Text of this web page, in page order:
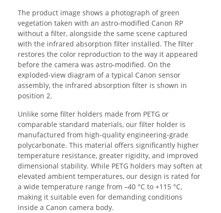
The product image shows a photograph of green
vegetation taken with an astro-modified Canon RP
without a filter, alongside the same scene captured
with the infrared absorption filter installed. The filter
restores the color reproduction to the way it appeared
before the camera was astro-modified. On the
exploded-view diagram of a typical Canon sensor
assembly, the infrared absorption filter is shown in
position 2.
Unlike some filter holders made from PETG or
comparable standard materials, our filter holder is
manufactured from high-quality engineering-grade
polycarbonate. This material offers significantly higher
temperature resistance, greater rigidity, and improved
dimensional stability. While PETG holders may soften at
elevated ambient temperatures, our design is rated for
a wide temperature range from –40 °C to +115 °C,
making it suitable even for demanding conditions
inside a Canon camera body.